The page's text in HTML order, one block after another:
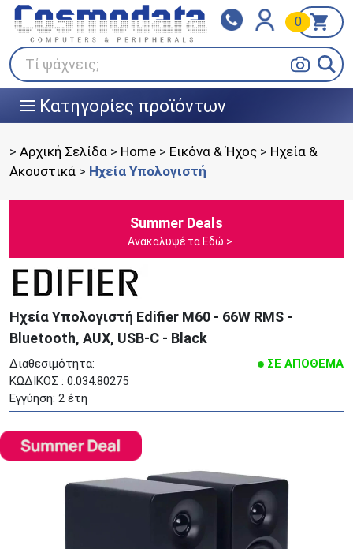
Τί ψάχνεις;
0
||| Κατηγορίες προϊόντων
Klarna
Πληρώστε σε 3
άτοκες δόσεις
BOX NOW
> Αρχική Σελίδα > Home > Εικόνα & Ήχος > Ηχεία &
Ακουστικά > Ηχεία Υπολογιστή
Summer Deals
Ανακαλυψέ τα Εδώ >
Ηχεία Υπολογιστή Edifier M60 - 66W RMS -
Bluetooth, AUX, USB-C - Black
Διαθεσιμότητα:
ΣΕ ΑΠΟΘΕΜΑ
ΚΩΔΙΚΟΣ : 0.034.80275
Εγγύηση: 2 έτη